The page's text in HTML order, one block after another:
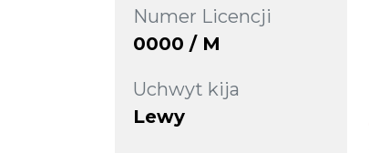
Numer Licencji
0000 / M
Uchwyt kija
Lewy